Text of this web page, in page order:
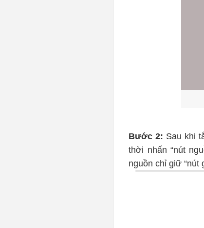
Bước 2: Sau khi
thời nhấn “nút
nguồn chỉ giữ “nút